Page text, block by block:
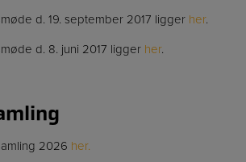
d. 19. september 2017 ligger her.
d. 8. juni 2017 ligger her.
2026 her.